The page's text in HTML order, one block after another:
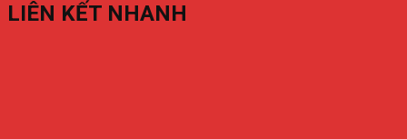
LIÊN KẾT NHANH